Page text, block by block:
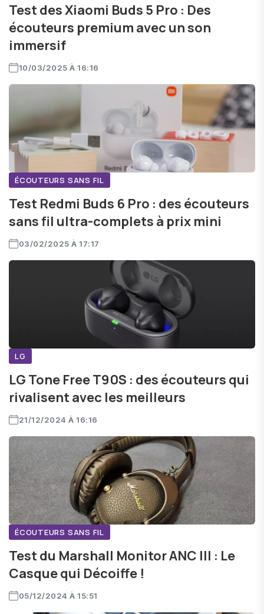
Test des Xiaomi Buds 5 Pro : Des
écouteurs premium avec un son
immersif
10/03/2025 À 16:16
ÉCOUTEURS SANS FIL
Test Redmi Buds 6 Pro : des écouteurs
sans fil ultra-complets à prix mini
03/02/2025 À 17:17
LG
LG Tone Free T90S : des écouteurs qui
rivalisent avec les meilleurs
21/12/2024 À 16:16
ÉCOUTEURS SANS FIL
Test du Marshall Monitor ANC III : Le
Casque qui Décoiffe !
05/12/2024 À 15:51